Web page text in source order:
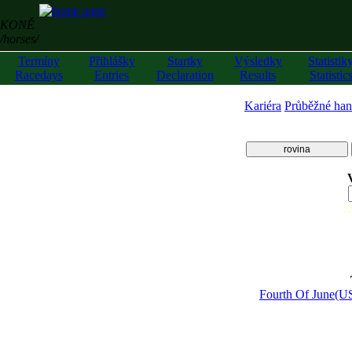
KONĚ
/horses/
Termíny
Racedays
Přihlášky
Entries
Startky
Declaration
Výsledky
Results
Statistics
Kariéra Průběžné
rovina
Fourth Of